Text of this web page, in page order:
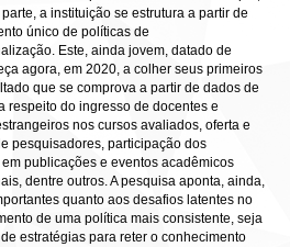
a instituição se estrutura a partir de
único de políticas de
Este, ainda jovem, datado de
agora, em 2020, a colher seus primeiros
que se comprova a partir de dados de
respeito do ingresso de docentes e
nos cursos avaliados, oferta e
pesquisadores, participação dos
publicações e eventos acadêmicos
dentre outros. A pesquisa aponta, ainda,
quanto aos desafios latentes no
de uma política mais consistente, seja
estratégias para reter o conhecimento